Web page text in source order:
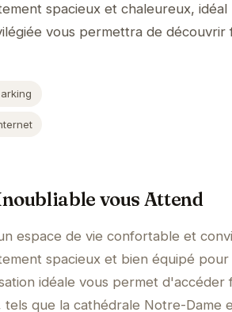
spacieux et chaleureux, idéal
vous permettra de découvrir
vous Attend
espace de vie confortable et
spacieux et bien équipé
idéale vous permet d'accéder
que la cathédrale Notre-Dame